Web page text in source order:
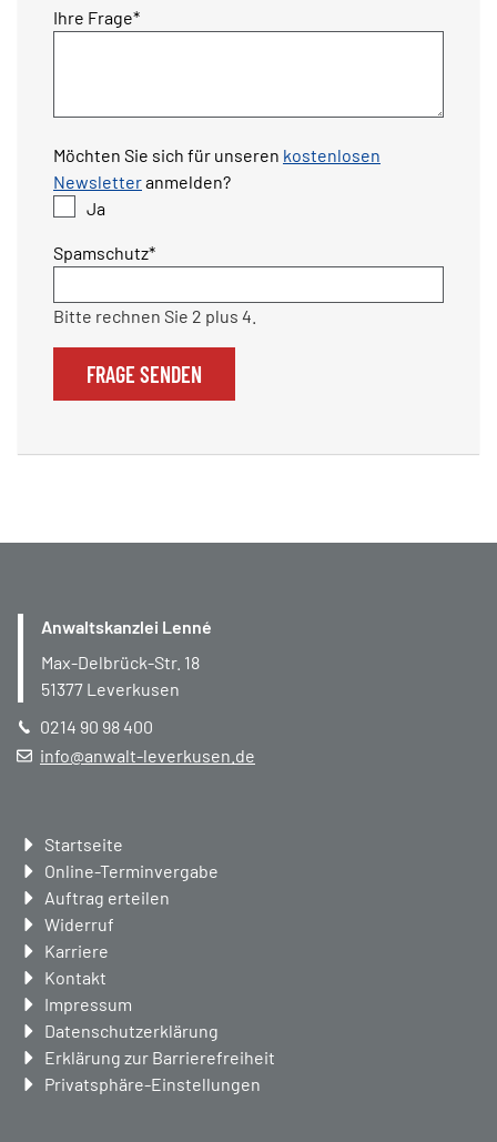
Pflichtfeld
Ihre Frage*
Möchten Sie sich für unseren kostenlosen
Newsletteranmelden?
Ja
Pflichtfeld
Spamschutz*
Bitte rechnen Sie 2 plus 4.
FRAGE SENDEN
Anwaltskanzlei Lenné
Max-Delbrück-Str. 18
51377 Leverkusen
0214 90 98 400
info@anwalt-leverkusen.de
Navigation
überspringen
Startseite
Online-Terminvergabe
Auftrag erteilen
Widerruf
Karriere
Kontakt
Impressum
Datenschutzerklärung
Erklärung zur Barrierefreiheit
Privatsphäre-Einstellungen